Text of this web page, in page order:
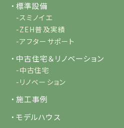
・標準設備
-スミノイエ
-ZEH普及実績
-アフターサポート
・中古住宅＆リノベーション
-中古住宅
-リノベーション
・施工事例
・モデルハウス